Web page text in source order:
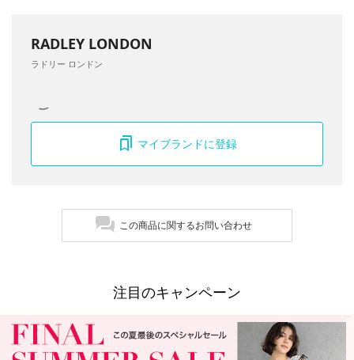
RADLEY LONDON
ラドリー ロンドン
マイブランドに登録
この商品に関するお問い合わせ
注目のキャンペーン